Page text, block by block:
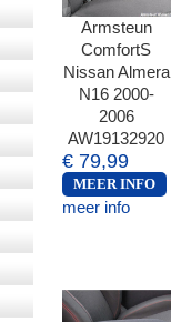
Armsteun
ComfortS
Nissan Almera
N16 2000-
2006
AW19132920
€ 79,99
MEER INFO
meer info